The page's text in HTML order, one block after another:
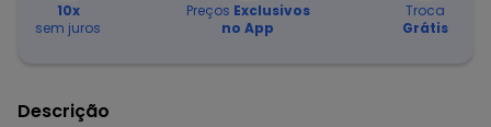
10x
sem juros
Preços Exclusivos
no App
Troca
Grátis
Descrição